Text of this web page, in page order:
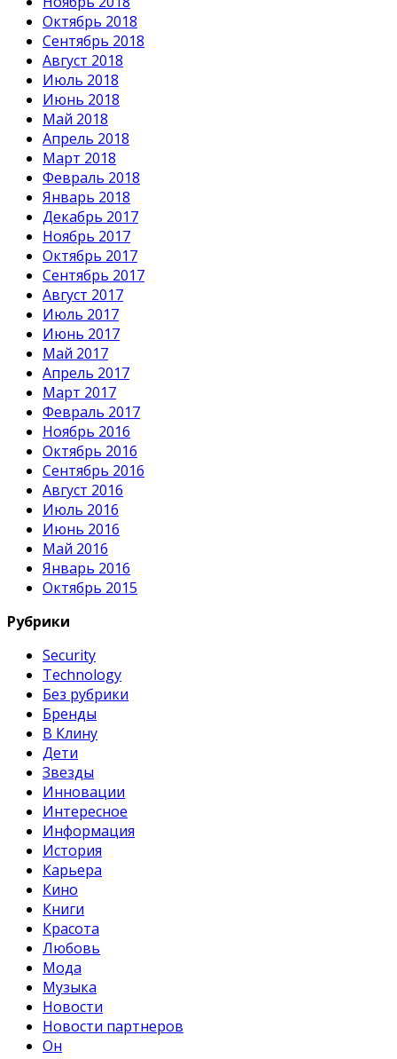
Октябрь 2018
Сентябрь 2018
Август 2018
Июль 2018
Июнь 2018
Май 2018
Апрель 2018
Март 2018
Февраль 2018
Январь 2018
Декабрь 2017
Ноябрь 2017
Октябрь 2017
Сентябрь 2017
Август 2017
Июль 2017
Июнь 2017
Май 2017
Апрель 2017
Март 2017
Февраль 2017
Ноябрь 2016
Октябрь 2016
Сентябрь 2016
Август 2016
Июль 2016
Июнь 2016
Май 2016
Январь 2016
Октябрь 2015
Рубрики
Security
Technology
Без рубрики
Бренды
В Клину
Дети
Звезды
Инновации
Интересное
Информация
История
Карьера
Кино
Книги
Красота
Любовь
Мода
Музыка
Новости
Новости партнеров
Он